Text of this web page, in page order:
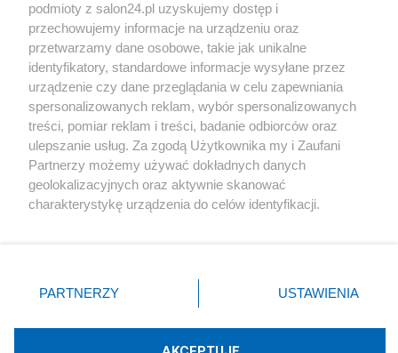
Społeczeństwo
Kultura
X Facebook Instagram Youtube
podmioty z salon24.pl uzyskujemy dostęp i
przechowujemy informacje na urządzeniu oraz
przetwarzamy dane osobowe, takie jak unikalne
identyfikatory, standardowe informacje wysyłane przez
urządzenie czy dane przeglądania w celu zapewniania
spersonalizowanych reklam, wybór spersonalizowanych
treści, pomiar reklam i treści, badanie odbiorców oraz
ulepszanie usług. Za zgodą Użytkownika my i Zaufani
Partnerzy możemy używać dokładnych danych
geolokalizacyjnych oraz aktywnie skanować
charakterystykę urządzenia do celów identyfikacji.
zmienić/wycofać klikając przycisk ustawień prywatności
znajdujący się w lewym dolnym rogu strony
rodzaje przetwarzania danych nie wymagają zgody
użytkownika, ale masz prawo sprzeciwić się takiemu
PARTNERZY USTAWIENIA